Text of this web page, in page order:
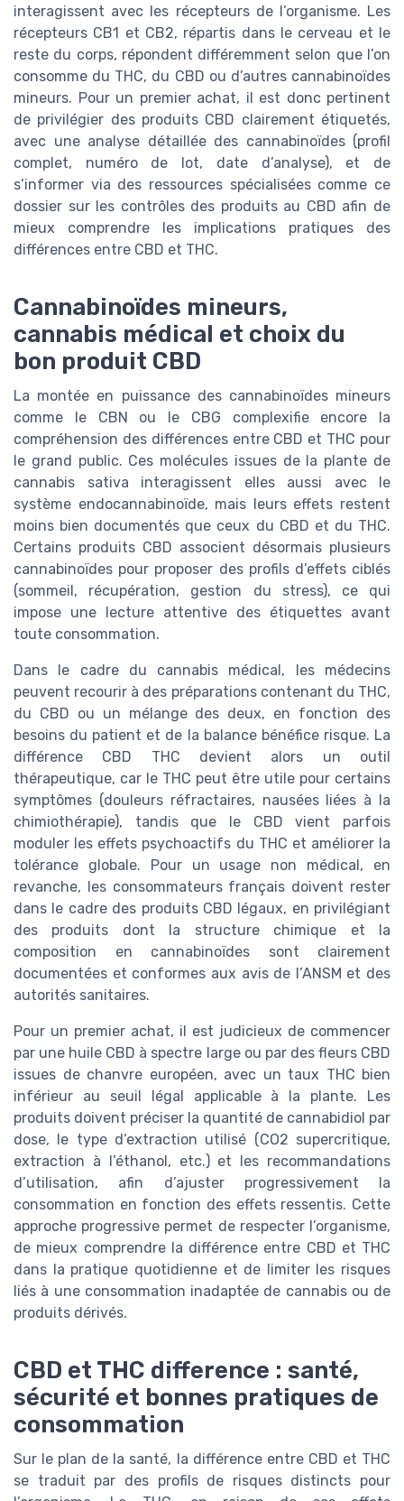
interagissent avec les récepteurs de l’organisme. Les
récepteurs CB1 et CB2, répartis dans le cerveau et le
reste du corps, répondent différemment selon que l’on
consomme du THC, du CBD ou d’autres cannabinoïdes
mineurs. Pour un premier achat, il est donc pertinent
de privilégier des produits CBD clairement étiquetés,
avec une analyse détaillée des cannabinoïdes (profil
complet, numéro de lot, date d’analyse), et de
s’informer via des ressources spécialisées comme ce
dossier sur les contrôles des produits au CBD afin de
mieux comprendre les implications pratiques des
différences entre CBD et THC.
Cannabinoïdes mineurs,
cannabis médical et choix du
bon produit CBD
La montée en puissance des cannabinoïdes mineurs
comme le CBN ou le CBG complexifie encore la
compréhension des différences entre CBD et THC pour
le grand public. Ces molécules issues de la plante de
cannabis sativa interagissent elles aussi avec le
système endocannabinoïde, mais leurs effets restent
moins bien documentés que ceux du CBD et du THC.
Certains produits CBD associent désormais plusieurs
cannabinoïdes pour proposer des profils d’effets ciblés
(sommeil, récupération, gestion du stress), ce qui
impose une lecture attentive des étiquettes avant
toute consommation.
Dans le cadre du cannabis médical, les médecins
peuvent recourir à des préparations contenant du THC,
du CBD ou un mélange des deux, en fonction des
besoins du patient et de la balance bénéfice risque. La
différence CBD THC devient alors un outil
thérapeutique, car le THC peut être utile pour certains
symptômes (douleurs réfractaires, nausées liées à la
chimiothérapie), tandis que le CBD vient parfois
moduler les effets psychoactifs du THC et améliorer la
tolérance globale. Pour un usage non médical, en
revanche, les consommateurs français doivent rester
dans le cadre des produits CBD légaux, en privilégiant
des produits dont la structure chimique et la
composition en cannabinoïdes sont clairement
documentées et conformes aux avis de l’ANSM et des
autorités sanitaires.
Pour un premier achat, il est judicieux de commencer
par une huile CBD à spectre large ou par des fleurs CBD
issues de chanvre européen, avec un taux THC bien
inférieur au seuil légal applicable à la plante. Les
produits doivent préciser la quantité de cannabidiol par
dose, le type d’extraction utilisé (CO2 supercritique,
extraction à l’éthanol, etc.) et les recommandations
d’utilisation, afin d’ajuster progressivement la
consommation en fonction des effets ressentis. Cette
approche progressive permet de respecter l’organisme,
de mieux comprendre la différence entre CBD et THC
dans la pratique quotidienne et de limiter les risques
liés à une consommation inadaptée de cannabis ou de
produits dérivés.
CBD et THC difference : santé,
sécurité et bonnes pratiques de
consommation
Sur le plan de la santé, la différence entre CBD et THC
se traduit par des profils de risques distincts pour